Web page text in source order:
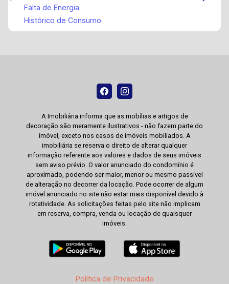
Falta de Energia
Histórico de Consumo
A Imobiliária informa que as mobílias e artigos de
decoração são meramente ilustrativos - não fazem parte do
imóvel, exceto nos casos de imóveis mobiliados. A
imobiliária se reserva o direito de alterar qualquer
informação referente aos valores e dados de seus imóveis
sem aviso prévio. O valor anunciado do condomínio é
aproximado, podendo ser maior, menor ou mesmo passível
de alteração no decorrer da locação. Pode ocorrer de algum
imóvel anunciado no site não estar mais disponível devido à
rotatividade. As solicitações feitas pelo site não implicam
em reserva, compra, venda ou locação de quaisquer
imóveis.
Política de Privacidade